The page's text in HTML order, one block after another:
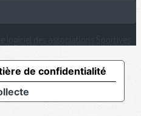
de confidentialité